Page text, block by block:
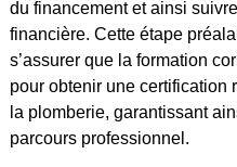
du financement et ainsi
financière. Cette étape
s’assurer que la formation
pour obtenir une certification
la plomberie, garantissant
parcours professionnel.